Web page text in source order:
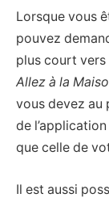
Lorsque vous
pouvez
plus court
Allez à la
vous devez au
de
que celle de
Il est aussi